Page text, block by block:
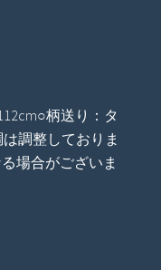
柄送り：タ
調整しておりま
場合がございま